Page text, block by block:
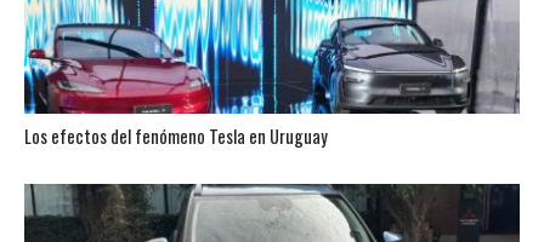
Los efectos del fenómeno Tesla en Uruguay